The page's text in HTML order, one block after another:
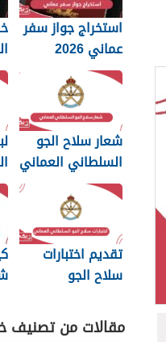
استخراج جواز سفر
عماني 2026
المتطلبات التي
يجب أن تعرفها
شعار سلاح الجو
السلطاني العماني
png بجودة عالية
2026
تقديم اختبارات
سلاح الجو
2026
مقالات من تصنيف